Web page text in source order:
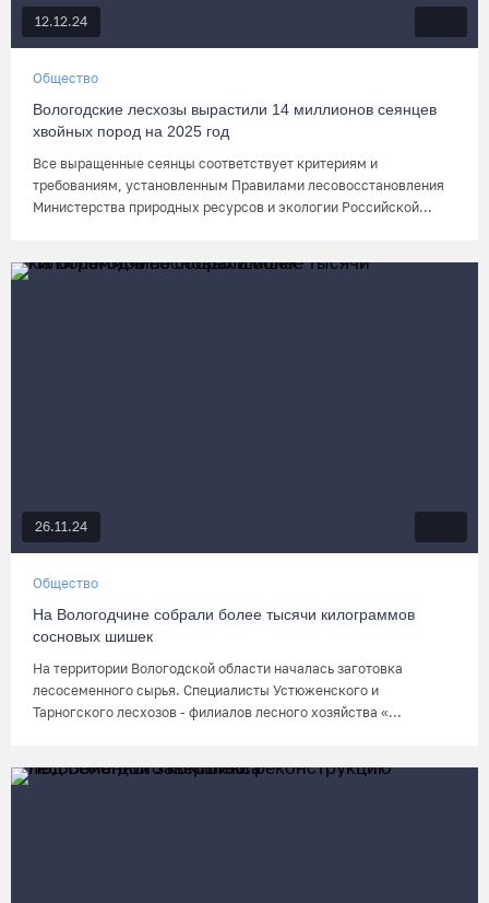
12.12.24
Общество
Вологодские лесхозы вырастили 14 миллионов сеянцев
хвойных пород на 2025 год
Все выращенные сеянцы соответствует критериям и
требованиям, установленным Правилами лесовосстановления
Министерства природных ресурсов и экологии Российской...
26.11.24
Общество
На Вологодчине собрали более тысячи килограммов
сосновых шишек
На территории Вологодской области началась заготовка
лесосеменного сырья. Специалисты Устюженского и
Тарногского лесхозов - филиалов лесного хозяйства «...